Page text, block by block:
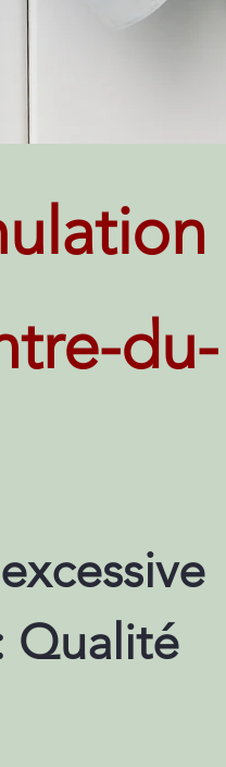
du-
Qualité